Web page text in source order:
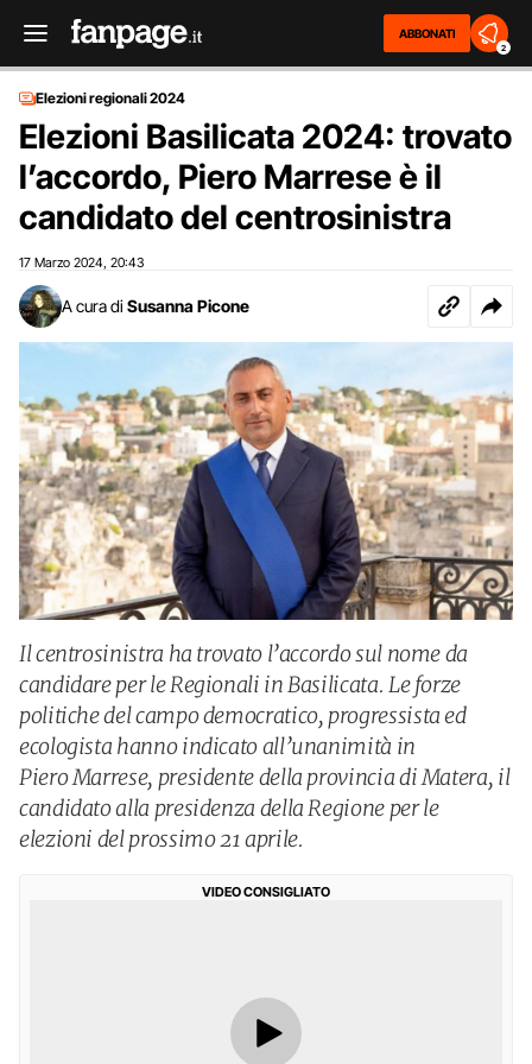
ABBONATI
2
Elezioni regionali 2024
Elezioni Basilicata 2024: trovato
l’accordo, Piero Marrese è il
candidato del centrosinistra
17 Marzo 2024 20:43
A cura di Susanna Picone
Il centrosinistra ha trovato l’accordo sul nome da
candidare per le Regionali in Basilicata. Le forze
politiche del campo democratico, progressista ed
ecologista hanno indicato all’unanimità in
Piero Marrese, presidente della provincia di Matera, il
candidato alla presidenza della Regione per le
elezioni del prossimo 21 aprile.
VIDEO CONSIGLIATO